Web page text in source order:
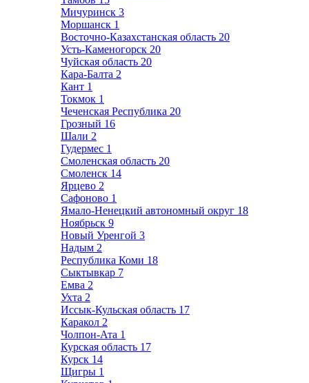
Мичуринск 3
Моршанск 1
Восточно-Казахстанская область 20
Усть-Каменогорск 20
Чуйская область 20
Кара-Балта 2
Кант 1
Токмок 1
Чеченская Республика 20
Грозный 16
Шали 2
Гудермес 1
Смоленская область 20
Смоленск 14
Ярцево 2
Сафоново 1
Ямало-Ненецкий автономный округ 18
Ноябрьск 9
Новый Уренгой 3
Надым 2
Республика Коми 18
Сыктывкар 7
Емва 2
Ухта 2
Иссык-Кульская область 17
Каракол 2
Чолпон-Ата 1
Курская область 17
Курск 14
Щигры 1